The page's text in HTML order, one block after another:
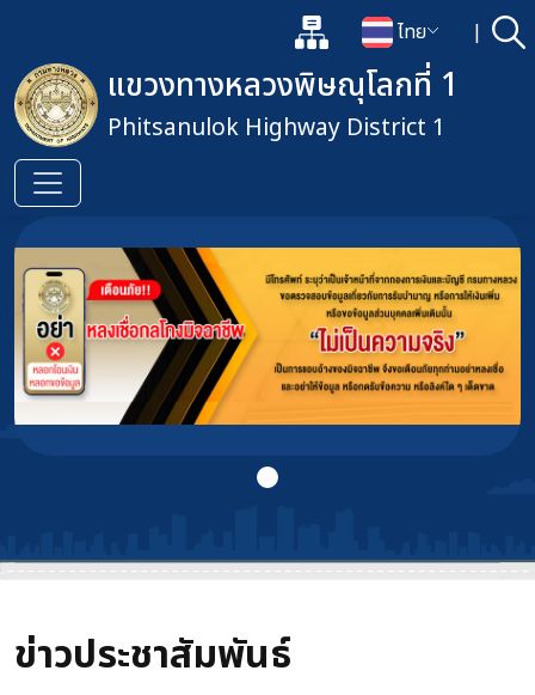
แผนผังเว็บไซต์
เปลี่ยนภาษา
ไทย | ค้
เปิดกล่องค้นหาข้อมูลหลักของเ
แขวงทางหลวงพิษณุโลกที่ 1
Phitsanulok Highway District 1
ข่าวประชาสัมพันธ์